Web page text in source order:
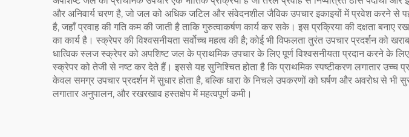
और अनिवार्य चरण है, जो जल को अधिक जटिल और संवेदनशील जैविक उपचार इकाइयों में प्रवेश करने से
है, जहाँ प्रवाह की गति कम की जाती है ताकि गुरुत्वाकर्षण कार्य कर सके। इस प्रक्रिया की दक्षता
का कार्य है। स्क्रेपर की विश्वसनीयता सर्वोच्च महत्व की है; कोई भी विफलता तुरंत उपचार प्रदर्शन को
धात्विक स्लज स्क्रेपर को अपशिष्ट जल के प्राथमिक उपचार के लिए पूर्ण विश्वसनीयता प्रदान करने के
स्क्रेपर को तेजी से नष्ट कर देते हैं। इससे यह सुनिश्चित होता है कि प्राथमिक स्पष्टीकरण लगातार उच्च
केवल समग्र उपचार प्रदर्शन में सुधार होता है, बल्कि धारा के निचले उपकरणों को घर्षण और अवरोध से भी
लगातार अनुपालन, और रखरखाव हस्तक्षेप में महत्वपूर्ण कमी।